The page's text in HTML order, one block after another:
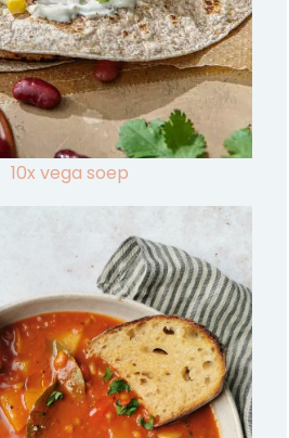
10x vega soep